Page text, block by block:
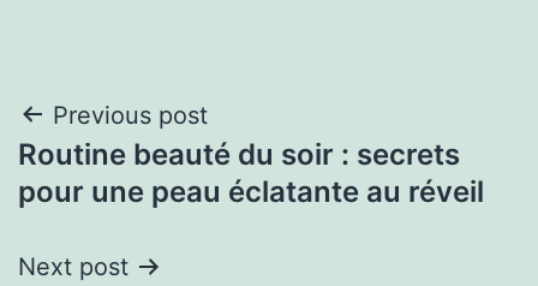
Previous post
Routine beauté du soir : secrets
pour une peau éclatante au réveil
Next post